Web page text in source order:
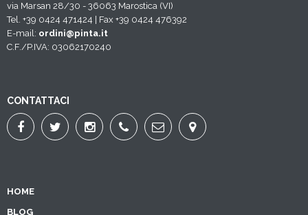
via Marsan 28/30 - 36063 Marostica (VI)
Tel. +39 0424 471424 | Fax +39 0424 476392
E-mail: ordini@pinta.it
C.F./P.IVA: 03062170240
CONTATTACI
HOME
BLOG